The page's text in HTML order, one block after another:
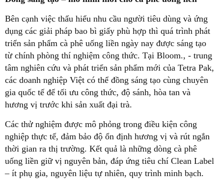
Bên cạnh việc thấu hiểu nhu cầu người tiêu dùng và ứng
dụng các giải pháp bao bì giấy phù hợp thì quá trình phát
triển sản phẩm cà phê uống liền ngày nay được sáng tạo
từ chính phòng thí nghiệm công thức. Tại Bloom., - trung
tâm nghiên cứu và phát triển sản phẩm mới của Tetra Pak,
các doanh nghiệp Việt có thể đồng sáng tạo cùng chuyên
gia quốc tế để tối ưu công thức, độ sánh, hòa tan và
hương vị trước khi sản xuất đại trà.
Các thử nghiệm được mô phỏng trong điều kiện công
nghiệp thực tế, đảm bảo độ ổn định hương vị và rút ngắn
thời gian ra thị trường. Kết quả là những dòng cà phê
uống liền giữ vị nguyên bản, đáp ứng tiêu chí Clean Label
– ít phụ gia, nguyên liệu tự nhiên, quy trình minh bạch.